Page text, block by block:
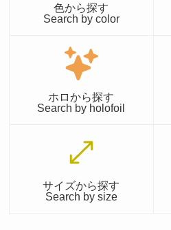
色から探す
Search by color
ホロから探す
Search by holofoil
サイズから探す
Search by size